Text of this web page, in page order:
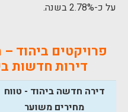
על כ-2.78% בשנה.
פרויקטים ביהוד
דירות חדשות
דירה חדשה ביהוד - טווח
מחירים משוער